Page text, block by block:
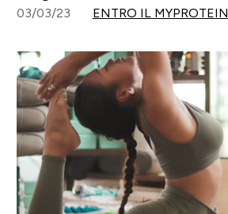
03/03/23 ENTRO IL MYPROTEIN